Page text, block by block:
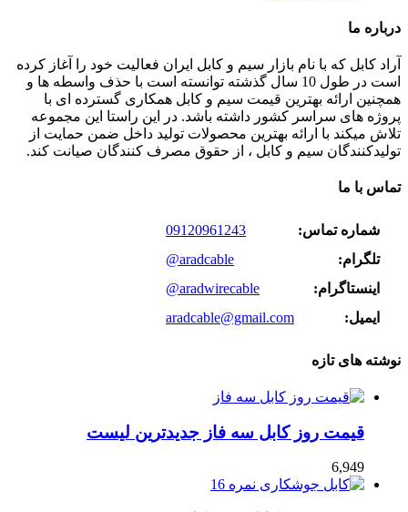
درباره ما
آراد کابل که با نام بازار سیم و کابل ایران فعالیت خود را آغاز کرده
است در طول 10 سال گذشته توانسته است با حذف واسطه ها و
همچنین ارائه بهترین قیمت سیم و کابل همکاری گسترده ای با
پروژه های سراسر کشور داشته باشد. در این راستا این مجموعه
تلاش میکند با ارائه بهترین محصولات تولید داخل ضمن حمایت از
تولیدکنندگان سیم و کابل ، از حقوق مصرف کنندگان صیانت کند.
تماس با ما
شماره تماس:
09120961243
تلگرام:
@aradcable
اینستاگرام:
@aradwirecable
ایمیل:
aradcable@gmail.com
نوشته های تازه
قیمت روز کابل سه فاز جدیدترین لیست
6,949